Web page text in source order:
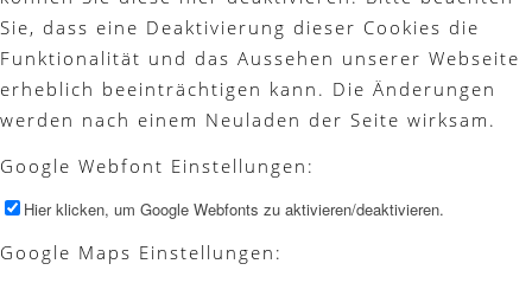
Sie, dass eine Deaktivierung dieser Cookies die
Funktionalität und das Aussehen unserer Webseite
erheblich beeinträchtigen kann. Die Änderungen
werden nach einem Neuladen der Seite wirksam.
Google Webfont Einstellungen:
Hier klicken, um Google Webfonts zu aktivieren/deaktivieren.
Google Maps Einstellungen: